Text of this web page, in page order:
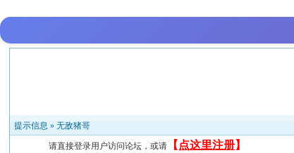
提示信息 »无敌猪哥
请直接登录用户访问论坛，或请 【 点这里注册】